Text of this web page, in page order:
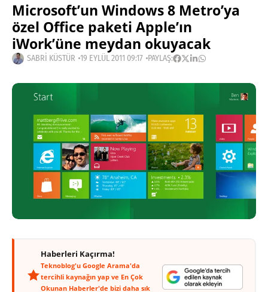
Microsoft’un Windows 8 Metro’ya
özel Office paketi Apple’ın
iWork’üne meydan okuyacak
SABRI KÜSTÜR 19 EYLÜL 2011 09:17 PAYLAŞ:
Haberleri Kaçırma!
Teknoblog'u Google Arama'da
tercihli kaynağın yap ve En Çok
Okunan Haberler'de bizi daha sık